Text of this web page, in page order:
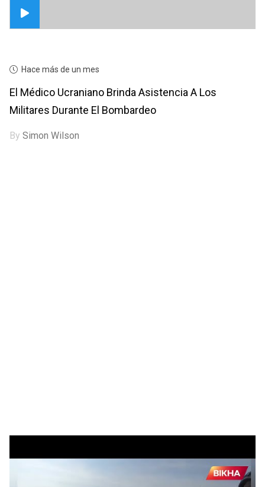
Hace más de un mes
El Médico Ucraniano Brinda Asistencia A Los
Militares Durante El Bombardeo
BySimon Wilson